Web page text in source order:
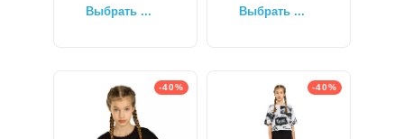
Выбрать ... Выбрать ...
-40% -40%